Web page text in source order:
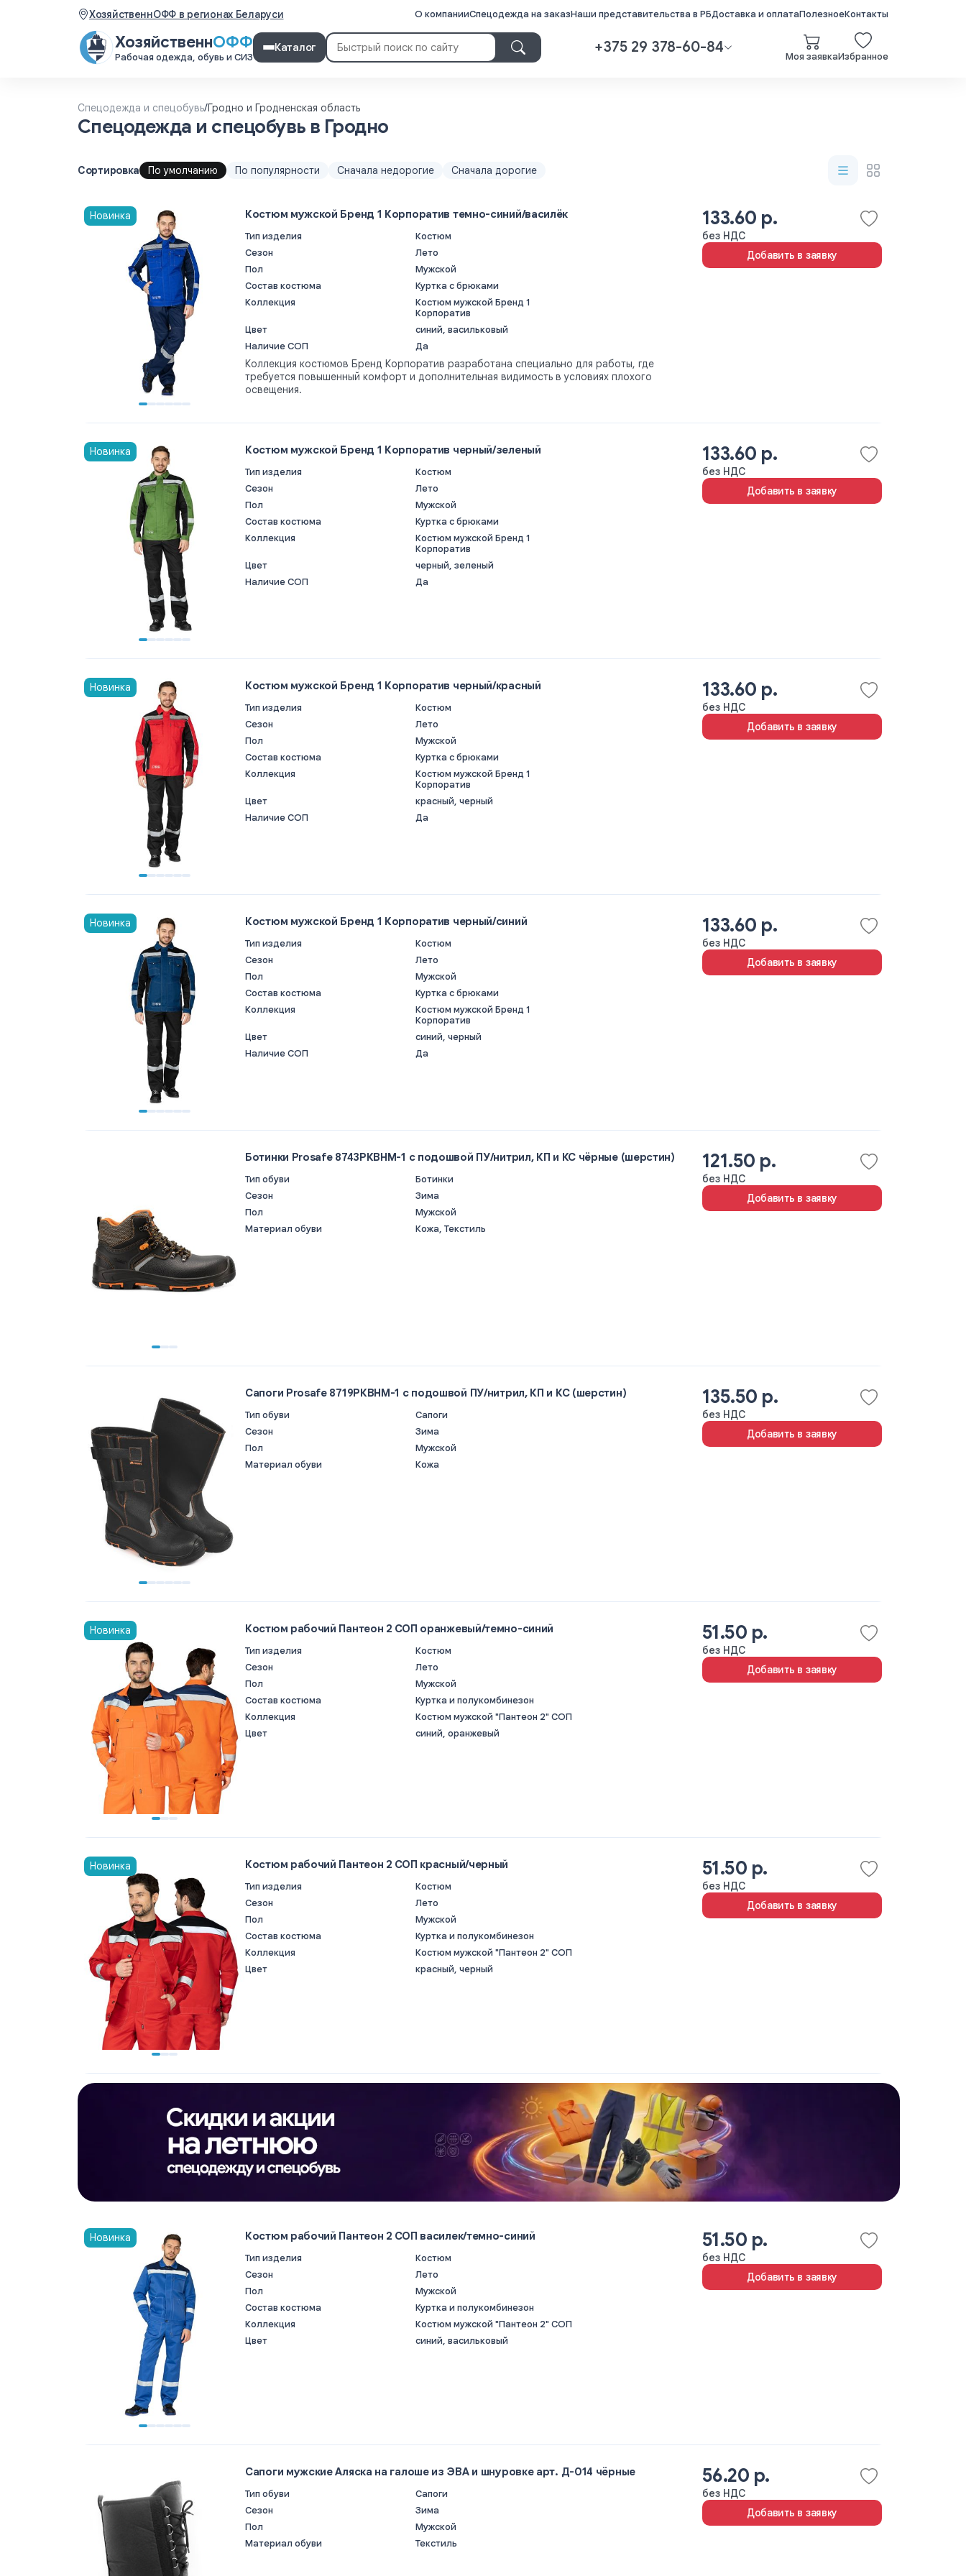
ХозяйственнОФФ в регионах Беларуси О компанииСпецодежда на заказНаши представительства в РБДоставка и оплатаПолезноеКонтакты
ХозяйственнОФФ
Рабочая одежда, обувь и СИЗ
Каталог +375 29 378-60-84
Моя заявкаИзбранное
Спецодежда и спецобувь в Гродно
Спецодежда и спецобувь/Гродно и Гродненская область
Сортировка По умолчанию По популярности Сначала недорогие Сначала дорогие
Новинка Костюм мужской Бренд 1 Корпоратив темно-синий/василёк
Тип изделия
Костюм
Сезон
Лето
Пол
Мужской
Состав костюма
Куртка с брюками
Коллекция
Костюм мужской Бренд 1
Корпоратив
Цвет
синий, васильковый
Наличие СОП
Да
Коллекция костюмов Бренд Корпоратив разработана специально для работы, где
требуется повышенный комфорт и дополнительная видимость в условиях плохого
освещения.
133.60 р.
без НДС
Добавить в заявку
Новинка Костюм мужской Бренд 1 Корпоратив черный/зеленый
Тип изделия
Костюм
Сезон
Лето
Пол
Мужской
Состав костюма
Куртка с брюками
Коллекция
Костюм мужской Бренд 1
Корпоратив
Цвет
черный, зеленый
Наличие СОП
Да
133.60 р.
без НДС
Добавить в заявку
Новинка Костюм мужской Бренд 1 Корпоратив черный/красный
Тип изделия
Костюм
Сезон
Лето
Пол
Мужской
Состав костюма
Куртка с брюками
Коллекция
Костюм мужской Бренд 1
Корпоратив
Цвет
красный, черный
Наличие СОП
Да
133.60 р.
без НДС
Добавить в заявку
Новинка Костюм мужской Бренд 1 Корпоратив черный/синий
Тип изделия
Костюм
Сезон
Лето
Пол
Мужской
Состав костюма
Куртка с брюками
Коллекция
Костюм мужской Бренд 1
Корпоратив
Цвет
синий, черный
Наличие СОП
Да
133.60 р.
без НДС
Добавить в заявку
Ботинки Prosafe 8743РКВНМ-1 c подошвой ПУ/нитрил, КП и КС чёрные (шерстин)
Тип обуви
Ботинки
Сезон
Зима
Пол
Мужской
Материал обуви
Кожа, Текстиль
121.50 р.
без НДС
Добавить в заявку
Сапоги Prosafe 8719РКВНМ-1 c подошвой ПУ/нитрил, КП и КС (шерстин)
Тип обуви
Сапоги
Сезон
Зима
Пол
Мужской
Материал обуви
Кожа
135.50 р.
без НДС
Добавить в заявку
Новинка Костюм рабочий Пантеон 2 СОП оранжевый/темно-синий
Тип изделия
Костюм
Сезон
Лето
Пол
Мужской
Состав костюма
Куртка и полукомбинезон
Коллекция
Костюм мужской "Пантеон 2" СОП
Цвет
синий, оранжевый
51.50 р.
без НДС
Добавить в заявку
Новинка Костюм рабочий Пантеон 2 СОП красный/черный
Тип изделия
Костюм
Сезон
Лето
Пол
Мужской
Состав костюма
Куртка и полукомбинезон
Коллекция
Костюм мужской "Пантеон 2" СОП
Цвет
красный, черный
51.50 р.
без НДС
Добавить в заявку
Новинка Костюм рабочий Пантеон 2 СОП василек/темно-синий
Тип изделия
Костюм
Сезон
Лето
Пол
Мужской
Состав костюма
Куртка и полукомбинезон
Коллекция
Костюм мужской "Пантеон 2" СОП
Цвет
синий, васильковый
51.50 р.
без НДС
Добавить в заявку
Сапоги мужские Аляска на галоше из ЭВА и шнуровке арт. Д-014 чёрные
Тип обуви
Сапоги
Сезон
Зима
Пол
Мужской
Материал обуви
Текстиль
56.20 р.
без НДС
Добавить в заявку